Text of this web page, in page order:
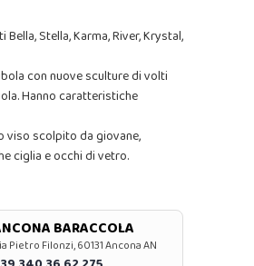
Stella, Karma, River, Krystal,
con nuove sculture di volti
Hanno caratteristiche
viso scolpito da giovane,
ciglia e occhi di vetro.
BARACCOLA
Pietro Filonzi, 60131 Ancona AN